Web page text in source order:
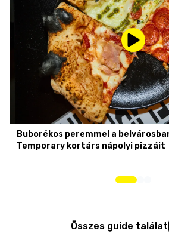
Buborékos peremmel a
Temporary kortárs nápolyi pizzáit
Összes guide találat